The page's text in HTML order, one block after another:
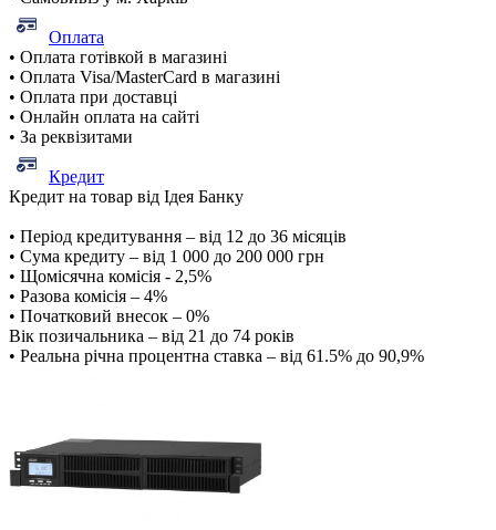
Оплата
• Оплата готівкой в магазині
• Оплата Visa/MasterCard в магазині
• Оплата при доставці
• Онлайн оплата на сайті
• За реквізитами
Кредит
Кредит на товар від Ідея Банку
• Період кредитування – від 12 до 36 місяців
• Сума кредиту – від 1 000 до 200 000 грн
• Щомісячна комісія - 2,5%
• Разова комісія – 4%
• Початковий внесок – 0%
Вік позичальника – від 21 до 74 років
• Реальна річна процентна ставка – від 61.5% до 90,9%